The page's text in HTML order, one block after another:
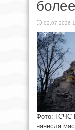
02.07.2026
Фото: ГСЧС
нанесла